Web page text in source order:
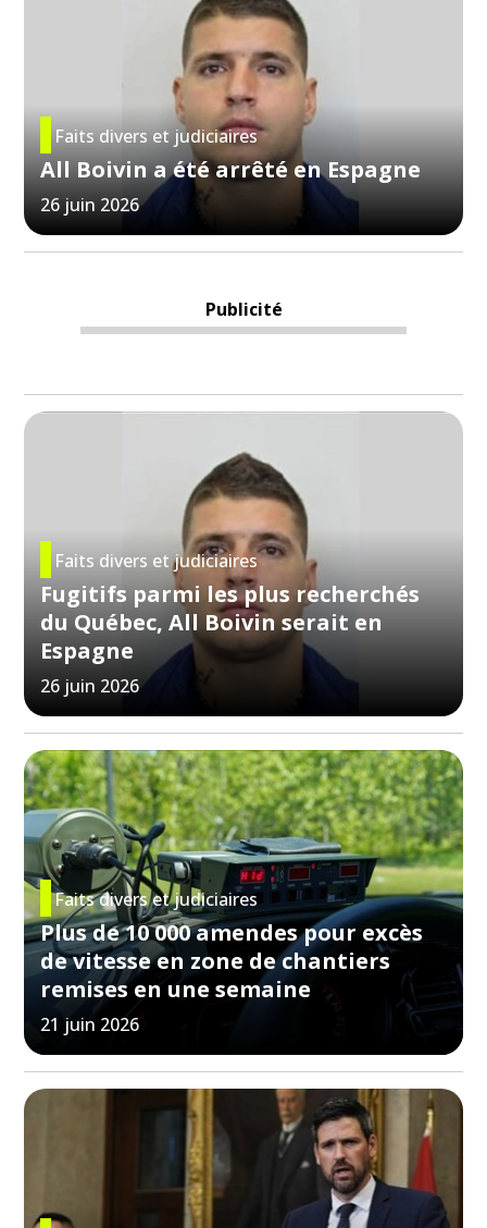
Faits divers et judiciaires
All Boivin a été arrêté en Espagne
26 juin 2026
Publicité
Faits divers et judiciaires
Fugitifs parmi les plus recherchés
du Québec, All Boivin serait en
Espagne
26 juin 2026
Faits divers et judiciaires
Plus de 10 000 amendes pour excès
de vitesse en zone de chantiers
remises en une semaine
21 juin 2026